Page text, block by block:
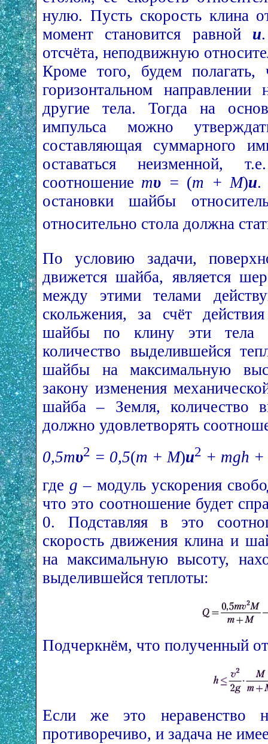
нулю. Пусть скорость клина
момент становится равной u
отсчёта, неподвижную
Кроме того, будем
горизонтальном
другие тела. Тогда на
импульса можно
составляющая суммарного
оставаться неизменной,
соотношение mυ = (m + M)u.
остановки шайбы
относительно стола должна
По условию задачи,
движется шайба, является
между этими телами
скольжения, за счёт
шайбы по клину эти тела
количество выделившейся
шайбы на максимальную
закону изменения
шайба – Земля, количество
должно удовлетворять
0,5mυ2 = 0,5(m + M)u2 + mgh +
где g – модуль ускорения
что это соотношение будет
0. Подставляя в это
скорость движения клина и
на максимальную высоту,
выделившейся теплоты:
Подчеркнём, что полученный
Если же это неравенство
противоречиво, и задача не